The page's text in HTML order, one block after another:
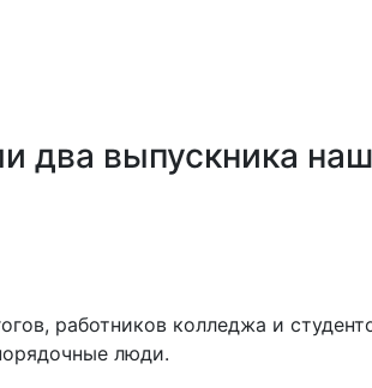
два выпускника
работников колледжа и
люди.